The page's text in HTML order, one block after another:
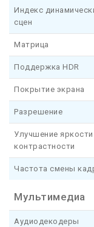
Индекс
сцен
Матрица
Поддержка HDR
Покрытие экрана
Разрешение
Улучшение
контрастности
Частота смены
Мультимедиа
Аудиодекодеры